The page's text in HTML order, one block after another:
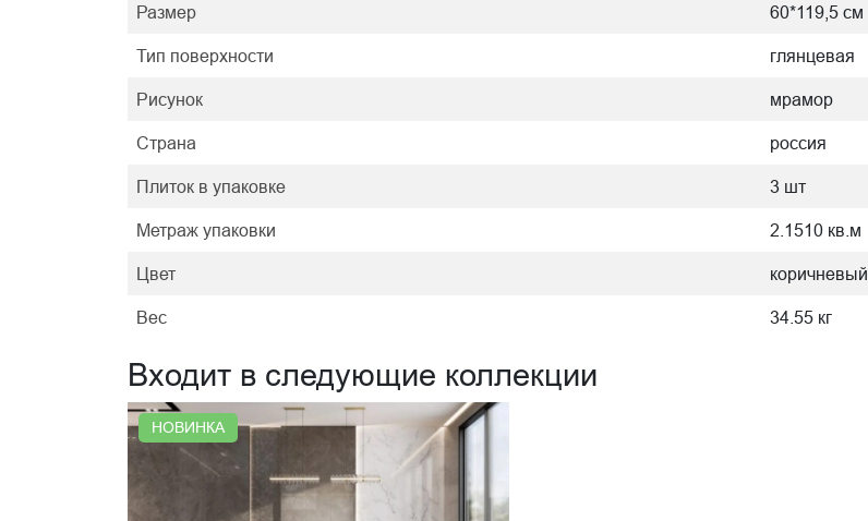
Размер 60*119,5 см
Тип поверхности глянцевая
Рисунок мрамор
Страна россия
Плиток в упаковке 3 шт
Метраж упаковки 2.1510 кв.м
Цвет коричневый
Вес 34.55 кг
Входит в следующие коллекции
НОВИНКА